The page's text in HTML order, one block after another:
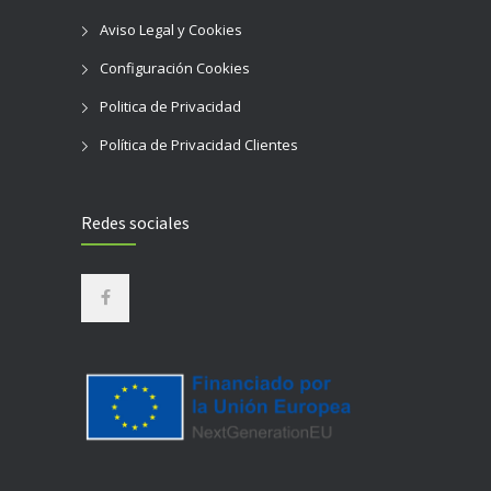
Aviso Legal y Cookies
Configuración Cookies
Politica de Privacidad
Política de Privacidad Clientes
Redes sociales